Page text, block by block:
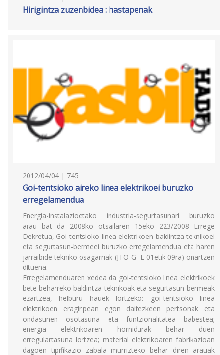
Hirigintza zuzenbidea : hastapenak
2012/04/04 | 745
Goi-tentsioko aireko linea elektrikoei buruzko
erregelamendua
Energia-instalazioetako industria-segurtasunari buruzko
arau bat da 2008ko otsailaren 15eko 223/2008 Errege
Dekretua, Goi-tentsioko linea elektrikoen baldintza teknikoei
eta segurtasun-bermeei buruzko erregelamendua eta haren
jarraibide tekniko osagarriak (JTO-GTL 01etik 09ra) onartzen
dituena.
Erregelamenduaren xedea da goi-tentsioko linea elektrikoek
bete beharreko baldintza teknikoak eta segurtasun-bermeak
ezartzea, helburu hauek lortzeko: goi-tentsioko linea
elektrikoen eraginpean egon daitezkeen pertsonak eta
ondasunen osotasuna eta funtzionalitatea babestea;
energia elektrikoaren hornidurak behar duen
erregulartasuna lortzea; material elektrikoaren fabrikazioan
dagoen tipifikazio zabala murrizteko behar diren arauak